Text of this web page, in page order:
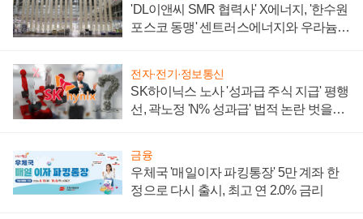
'DL이앤씨 SMR 협력사' X에너지, '한수원
포스코 동맹' 센트러스에너지와 우라늄
전자·전기·정보통신
SK하이닉스 노사 '성과급 주식 지급' 평행
선, 곽노정 'N% 성과급' 법적 논란 벗을지
금융
우체국 '매일이자 파킹통장' 5만 계좌 한
정으로 다시 출시, 최고 연 2.0% 금리